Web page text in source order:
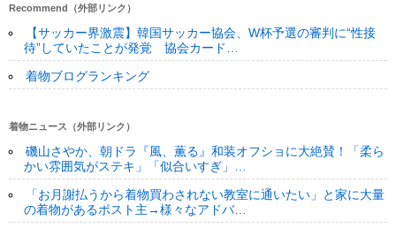
Recommend（外部リンク）
【サッカー界激震】韓国サッカー協会、W杯予選の審判に“性接
待”していたことが発覚 協会カード…
着物ブログランキング
着物ニュース（外部リンク）
磯山さやか、朝ドラ『風、薫る』和装オフショに大絶賛！「柔ら
かい雰囲気がステキ」「似合いすぎ」…
「お月謝払うから着物買わされない教室に通いたい」と家に大量
の着物があるポスト主→様々なアドバ…